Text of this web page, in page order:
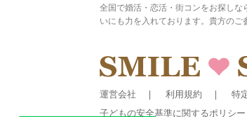
全国で婚活・恋活・街コンをお探し
いにも力を入れております。貴方のご
運営会社 利用規約 特
子どもの安全基準に関するポリシー